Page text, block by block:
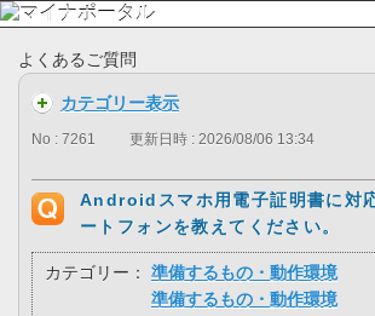
よくあるご質問
カテゴリー表示
No : 7261 更新日時 : 2026/08/06 13:34
Androidスマホ用電子証明書に対
ートフォンを教えてください。
カテゴリー：
準備するもの・動作環境
準備するもの・動作環境